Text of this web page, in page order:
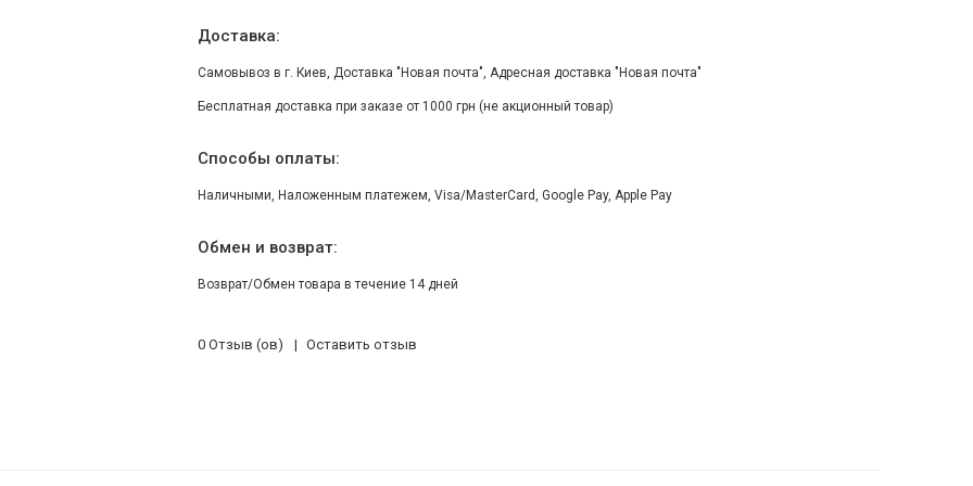
Доставка:
Самовывоз в г. Киев, Доставка "Новая почта", Адресная доставка "Новая почта"
Бесплатная доставка при заказе от 1000 грн (не акционный товар)
Способы оплаты:
Наличными, Наложенным платежем, Visa/MasterCard, Google Pay, Apple Pay
Обмен и возврат:
Возврат/Обмен товара в течение 14 дней
0 Отзыв (ов) Оставить отзыв